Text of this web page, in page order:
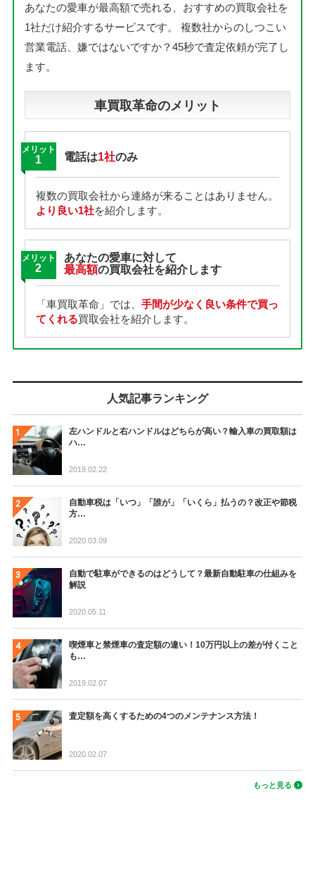
あなたの愛車が最高額で売れる、おすすめの買取会社を
1社だけ紹介するサービスです。
複数社からのしつこい
営業電話、嫌ではないですか？45秒で査定依頼が完了し
ます。
車買取革命のメリット
メリット
1 電話は1社のみ
複数の買取会社から連絡が来ることはありません。
より良い1社を紹介します。
メリット
2
あなたの愛車に対して
最高額の買取会社を紹介します
「車買取革命」では、 手間が少なく良い条件で買っ
てくれる買取会社を紹介します。
人気記事ランキング
左ハンドルと右ハンドルはどちらが高い？輸入車の買取額は
ハ…
2019.02.22
自動車税は「いつ」「誰が」「いくら」払うの？改正や節税
方…
2020.03.09
自動で駐車ができるのはどうして？最新自動駐車の仕組みを
解説
2020.05.11
喫煙車と禁煙車の査定額の違い！10万円以上の差が付くこと
も…
2019.02.07
査定額を高くするための4つのメンテナンス方法！
2020.02.07
もっと見る